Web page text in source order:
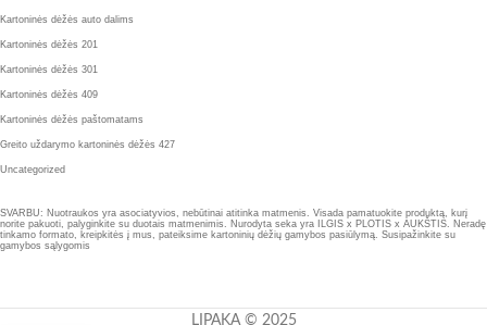
Kartoninės dėžės auto dalims
Kartoninės dėžės 201
Kartoninės dėžės 301
Kartoninės dėžės 409
Kartoninės dėžės paštomatams
Greito uždarymo kartoninės dėžės 427
Uncategorized
SVARBU: Nuotraukos yra asociatyvios, nebūtinai atitinka matmenis. Visada pamatuokite produktą, kurį
norite pakuoti, palyginkite su duotais matmenimis. Nurodyta seka yra ILGIS x PLOTIS x AUKŠTIS. Neradę
tinkamo formato, kreipkitės į mus, pateiksime kartoninių dėžių gamybos pasiūlymą. Susipažinkite su
gamybos sąlygomis
LIPAKA © 2025